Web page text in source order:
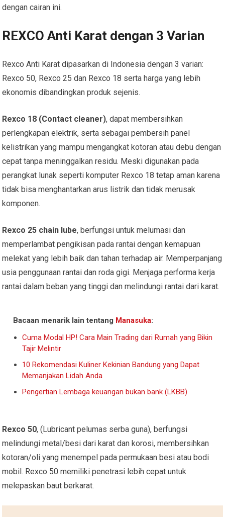
dengan cairan ini.
REXCO Anti Karat dengan 3 Varian
Rexco Anti Karat dipasarkan di Indonesia dengan 3 varian:
Rexco 50, Rexco 25 dan Rexco 18 serta harga yang lebih
ekonomis dibandingkan produk sejenis.
Rexco 18 (Contact cleaner), dapat membersihkan
perlengkapan elektrik, serta sebagai pembersih panel
kelistrikan yang mampu mengangkat kotoran atau debu dengan
cepat tanpa meninggalkan residu. Meski digunakan pada
perangkat lunak seperti komputer Rexco 18 tetap aman karena
tidak bisa menghantarkan arus listrik dan tidak merusak
komponen.
Rexco 25 chain lube, berfungsi untuk melumasi dan
memperlambat pengikisan pada rantai dengan kemapuan
melekat yang lebih baik dan tahan terhadap air. Memperpanjang
usia penggunaan rantai dan roda gigi. Menjaga performa kerja
rantai dalam beban yang tinggi dan melindungi rantai dari karat.
Bacaan menarik lain tentang Manasuka:
Cuma Modal HP! Cara Main Trading dari Rumah yang Bikin
Tajir Melintir
10 Rekomendasi Kuliner Kekinian Bandung yang Dapat
Memanjakan Lidah Anda
Pengertian Lembaga keuangan bukan bank (LKBB)
Rexco 50, (Lubricant pelumas serba guna), berfungsi
melindungi metal/besi dari karat dan korosi, membersihkan
kotoran/oli yang menempel pada permukaan besi atau bodi
mobil. Rexco 50 memiliki penetrasi lebih cepat untuk
melepaskan baut berkarat.